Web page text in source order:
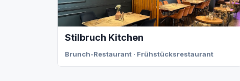
Stilbruch Kitchen
Brunch-Restaurant · Frühstücksrestaurant